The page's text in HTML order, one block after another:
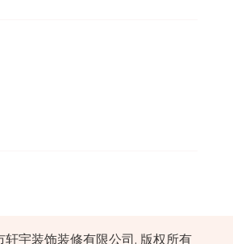
轩宇装饰装修有限公司. 版权所有